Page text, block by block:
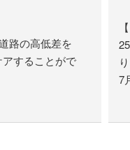
路の高低差を
することがで
7